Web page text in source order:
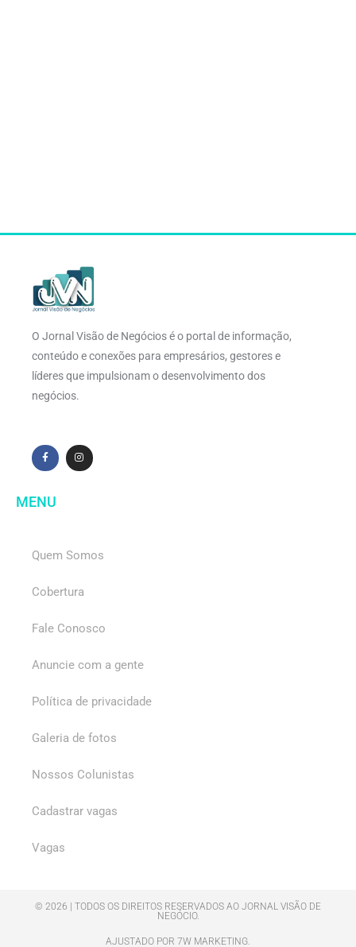
O Jornal Visão de Negócios é o portal de informação,
conteúdo e conexões para empresários, gestores e
líderes que impulsionam o desenvolvimento dos
negócios.
MENU
Quem Somos
Cobertura
Fale Conosco
Anuncie com a gente
Política de privacidade
Galeria de fotos
Nossos Colunistas
Cadastrar vagas
Vagas
© 2026 | TODOS OS DIREITOS RESERVADOS AO JORNAL VISÃO DE
NEGÓCIO.
AJUSTADO POR 7W MARKETING.